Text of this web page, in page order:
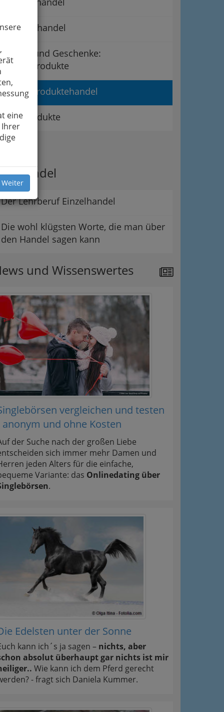
eine
Ihrer
Getreidehandel
Handel und Geschenke:
Landesprodukte
Landesproduktehandel
Waldprodukte
Handel
Der Lehrberuf Einzelhandel
Die wohl klügsten Worte, die man über
den Handel sagen kann
und Wissenswertes
vergleichen und testen
anonym und ohne Kosten
der Suche nach der großen Liebe
sich immer mehr Damen und
jeden Alters für die einfache,
Variante: das Onlinedating über
.
Edelsten unter der Sonne
kann ich´s ja sagen – nichts, aber
absolut überhaupt gar nichts ist mir
Wie kann ich dem Pferd gerecht
- fragt sich Daniela Kummer.